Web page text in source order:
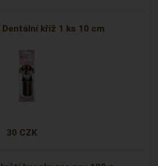
Dentální kříž 1 ks 10 cm
30 CZK